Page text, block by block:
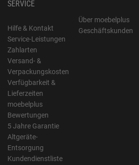
SERVICE
Hilfe & Kontakt
Service-Leistungen
Zahlarten
Versand- &
Verpackungskosten
Verfügbarkeit &
Lieferzeiten
moebelplus
Bewertungen
5 Jahre Garantie
Altgeräte-
Entsorgung
Kundendienstliste
Über moebelplus
Geschäftskunden